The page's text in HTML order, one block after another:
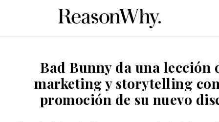
Bad Bunny da una lección
marketing y storytelling
promoción de su nuevo